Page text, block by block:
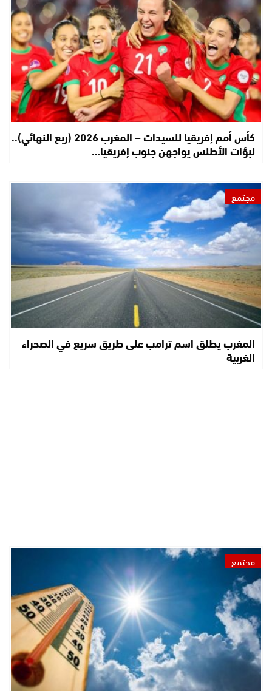
كأس أمم إفريقيا للسيدات – المغرب 2026 (ربع النهائي)..
لبؤات الأطلس يواجهن جنوب إفريقيا…
مجتمع
المغرب يطلق اسم ترامب على طريق سريع في الصحراء
الغربية
مجتمع